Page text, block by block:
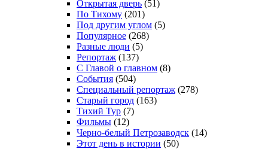
Открытая дверь (51)
По Тихому (201)
Под другим углом (5)
Популярное (268)
Разные люди (5)
Репортаж (137)
С Главой о главном (8)
События (504)
Специальный репортаж (278)
Старый город (163)
Тихий Тур (7)
Фильмы (12)
Черно-белый Петрозаводск (14)
Этот день в истории (50)